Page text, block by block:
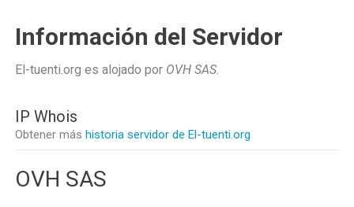
Información del Servidor
El-tuenti.org es alojado por OVH SAS.
IP Whois
Obtener más historia servidor de El-tuenti.org
OVH SAS